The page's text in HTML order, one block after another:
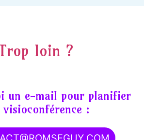
loin ?
un e-mail pour planifier
visioconférence :